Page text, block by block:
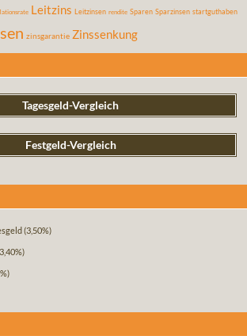
Leitzins Leitzinsen rendite Sparen Sparzinsen startguthaben
zinsgarantie Zinssenkung
Tagesgeld-Vergleich
Festgeld-Vergleich
(3,50%)